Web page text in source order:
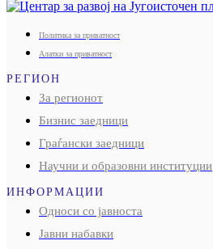
Политика за приватност
Алатки за приватност
РЕГИОН
За регионот
Бизнис заедници
Граѓански заедници
Научни и образовни институции
ИНФОРМАЦИИ
Односи со јавноста
Јавни набавки